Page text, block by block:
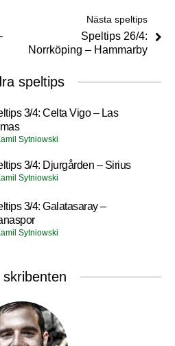
Nästa speltips
Speltips 26/4:
Norrköping – Hammarby
speltips
3/4: Celta Vigo – Las
Sytniowski
3/4: Djurgården – Sirius
Sytniowski
3/4: Galatasaray –
Sytniowski
skribenten